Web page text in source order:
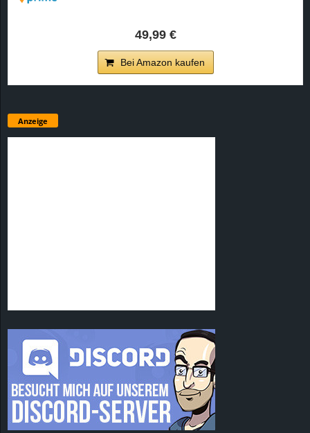
49,99 €
Bei Amazon kaufen
Anzeige